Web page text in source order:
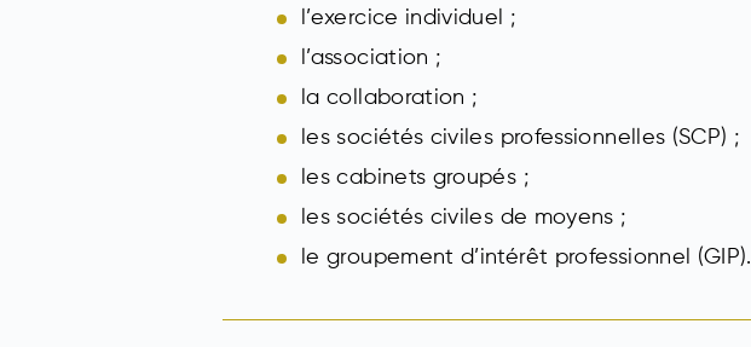
l’exercice individuel ;
l’association ;
la collaboration ;
les sociétés civiles professionnelles (SCP) ;
les cabinets groupés ;
les sociétés civiles de moyens ;
le groupement d’intérêt professionnel (GIP).